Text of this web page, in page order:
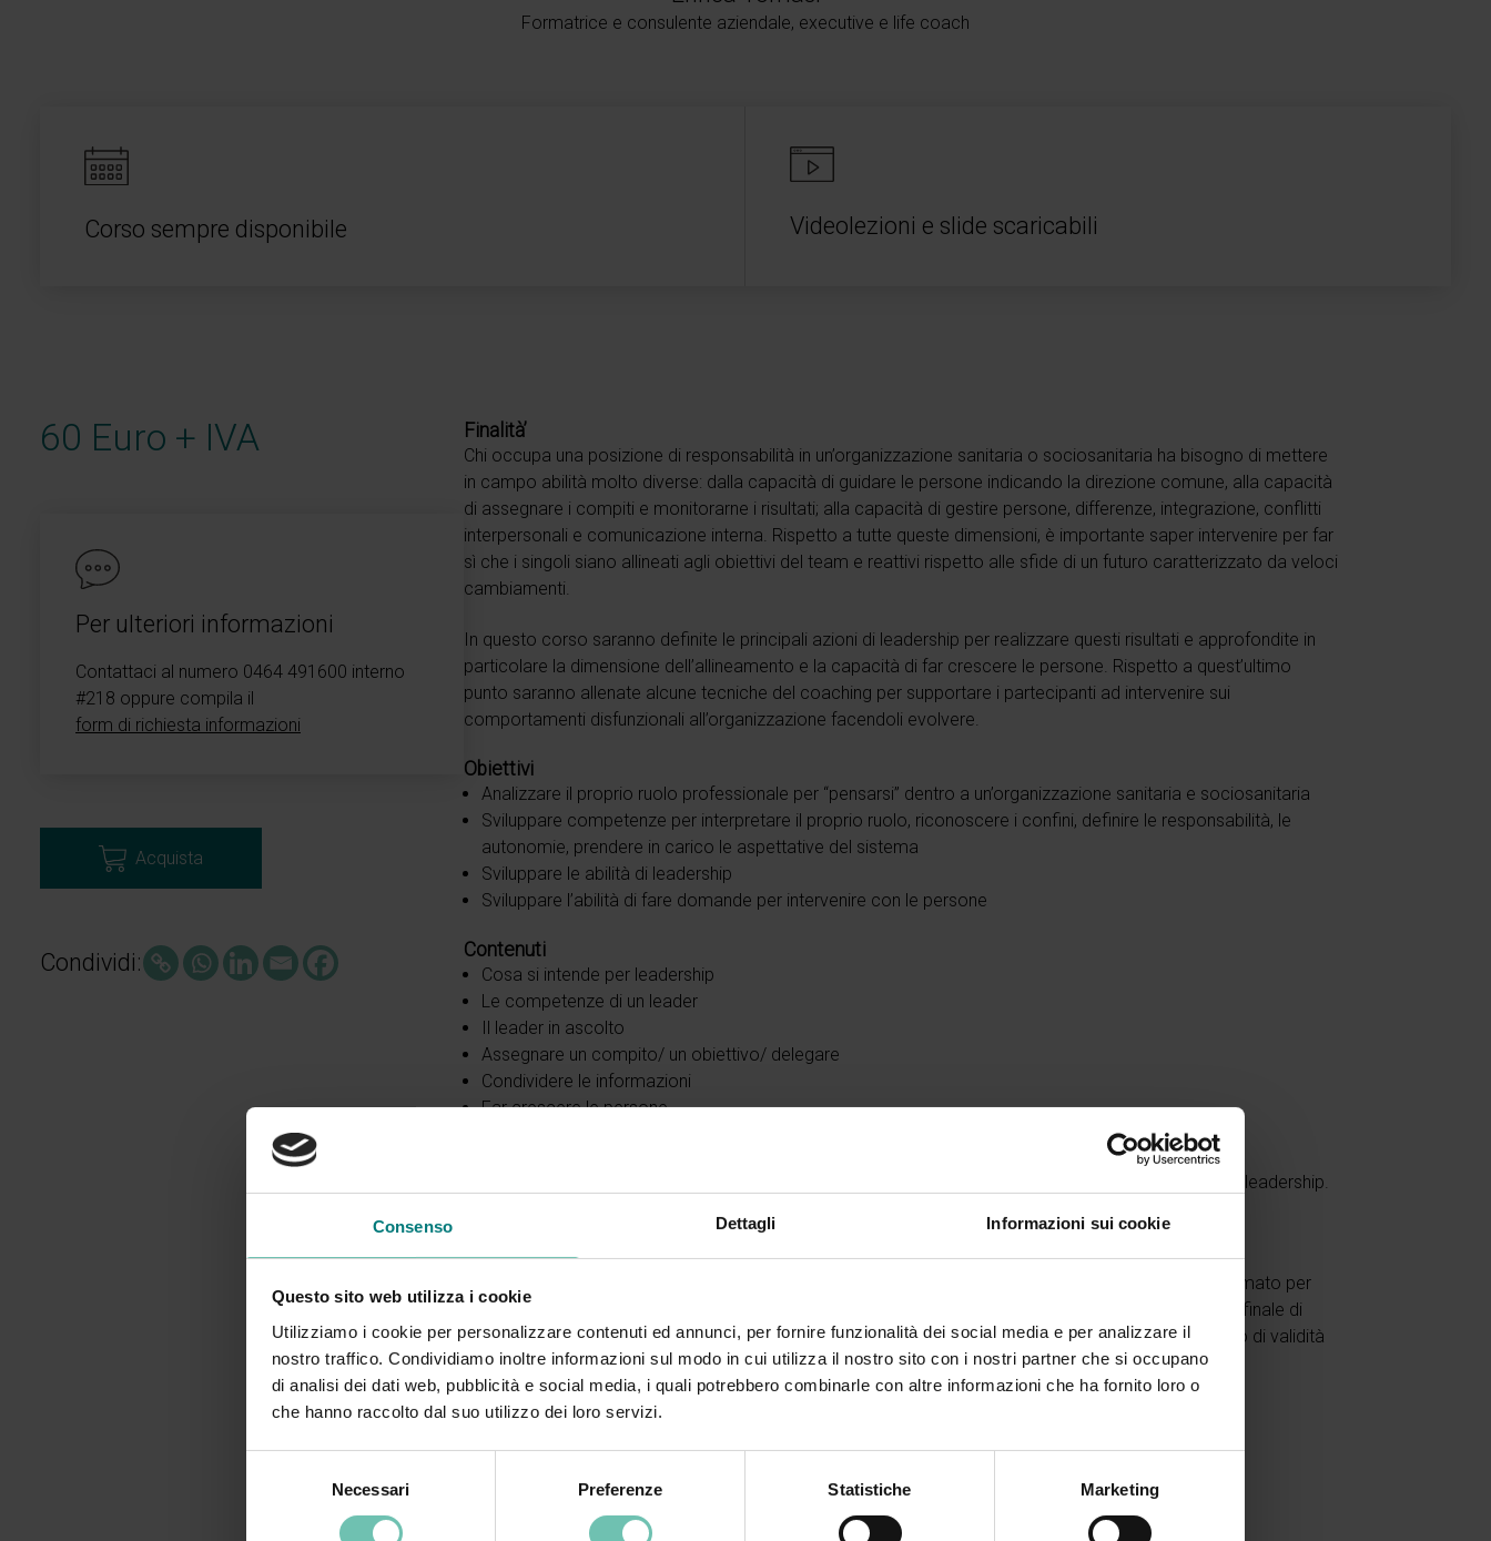
Consenso Dettagli Informazioni sui cookie
Questo sito web utilizza i cookie
Utilizziamo i cookie per personalizzare contenuti ed annunci, per fornire funzionalità dei social media e per analizzare il
nostro traffico. Condividiamo inoltre informazioni sul modo in cui utilizza il nostro sito con i nostri partner che si occupano
di analisi dei dati web, pubblicità e social media, i quali potrebbero combinarle con altre informazioni che ha fornito loro o
che hanno raccolto dal suo utilizzo dei loro servizi.
Necessari Preferenze Statistiche Marketing
Formatrice e consulente aziendale, executive e life coach
Corso sempre disponibile Videolezioni e slide scaricabili
60 Euro + IVA
Per ulteriori informazioni
Contattaci al numero 0464 491600 interno
#218 oppure compila il
form di richiesta informazioni
Acquista
Condividi:
Finalità’
Chi occupa una posizione di responsabilità in un’organizzazione sanitaria o sociosanitaria ha bisogno di mettere
in campo abilità molto diverse: dalla capacità di guidare le persone indicando la direzione comune, alla capacità
di assegnare i compiti e monitorarne i risultati; alla capacità di gestire persone, differenze, integrazione, conflitti
interpersonali e comunicazione interna. Rispetto a tutte queste dimensioni, è importante saper intervenire per far
sì che i singoli siano allineati agli obiettivi del team e reattivi rispetto alle sfide di un futuro caratterizzato da veloci
cambiamenti.
In questo corso saranno definite le principali azioni di leadership per realizzare questi risultati e approfondite in
particolare la dimensione dell’allineamento e la capacità di far crescere le persone. Rispetto a quest’ultimo
punto saranno allenate alcune tecniche del coaching per supportare i partecipanti ad intervenire sui
comportamenti disfunzionali all’organizzazione facendoli evolvere.
Obiettivi
Analizzare il proprio ruolo professionale per “pensarsi” dentro a un’organizzazione sanitaria e sociosanitaria
Sviluppare competenze per interpretare il proprio ruolo, riconoscere i confini, definire le responsabilità, le
autonomie, prendere in carico le aspettative del sistema
Sviluppare le abilità di leadership
Sviluppare l’abilità di fare domande per intervenire con le persone
Contenuti
Cosa si intende per leadership
Le competenze di un leader
Il leader in ascolto
Assegnare un compito/ un obiettivo/ delegare
Condividere le informazioni
Far crescere le persone
Responsabili, coordinatori, leader o coloro che hanno come obiettivo crescere nelle competenze di leadership.
Durata e struttura
Corso composto da video lezioni consultabili autonomamente anche in accessi multipli. Il tempo stimato per
l’analisi della documentazione è di 3 ore circa. Al termine del corso dovrà essere effettuata la prova finale di
apprendimento che darà diritto all’acquisizione dell’attestato di partecipazione, il tutto entro il periodo di validità
del corso (01/07/26 – 30/06/27)